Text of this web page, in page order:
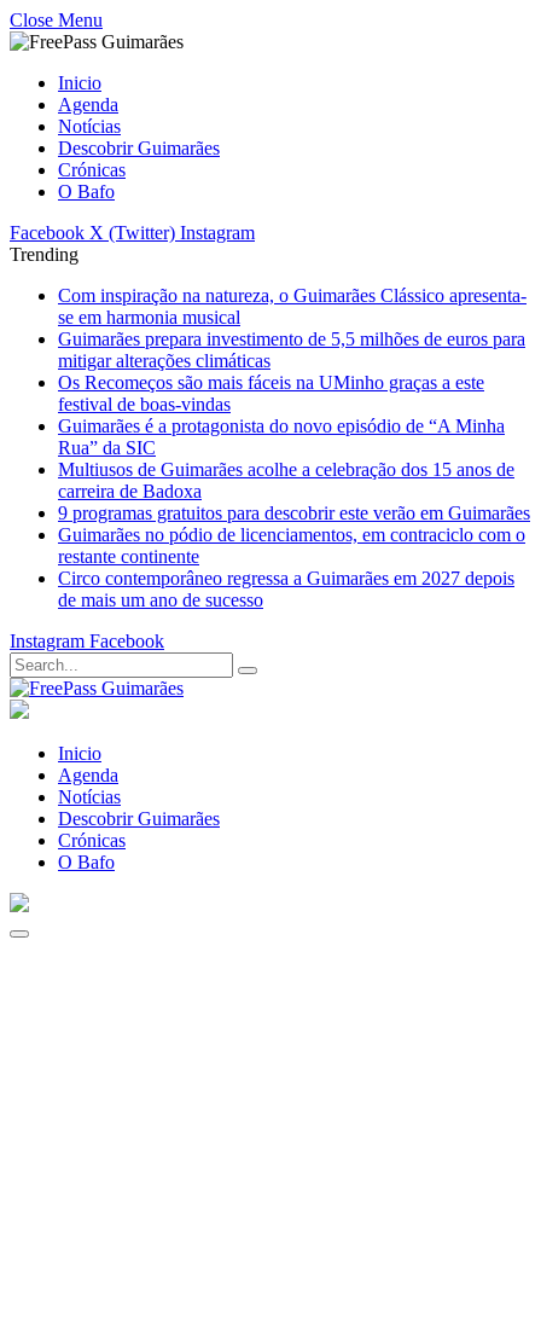
Close Menu
Inicio
Agenda
Notícias
Descobrir Guimarães
Crónicas
O Bafo
Facebook X (Twitter) Instagram
Trending
Com inspiração na natureza, o Guimarães Clássico apresenta-
se em harmonia musical
Guimarães prepara investimento de 5,5 milhões de euros para
mitigar alterações climáticas
Os Recomeços são mais fáceis na UMinho graças a este
festival de boas-vindas
Guimarães é a protagonista do novo episódio de “A Minha
Rua” da SIC
Multiusos de Guimarães acolhe a celebração dos 15 anos de
carreira de Badoxa
9 programas gratuitos para descobrir este verão em Guimarães
Guimarães no pódio de licenciamentos, em contraciclo com o
restante continente
Circo contemporâneo regressa a Guimarães em 2027 depois
de mais um ano de sucesso
Instagram Facebook
Inicio
Agenda
Notícias
Descobrir Guimarães
Crónicas
O Bafo